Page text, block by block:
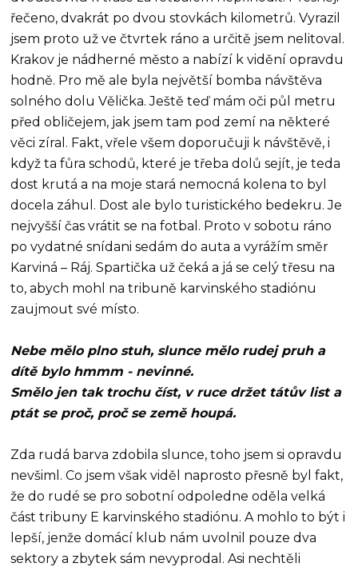
řečeno, dvakrát po dvou stovkách kilometrů. Vyrazil
jsem proto už ve čtvrtek ráno a určitě jsem nelitoval.
Krakov je nádherné město a nabízí k vidění opravdu
hodně. Pro mě ale byla největší bomba návštěva
solného dolu Vělička. Ještě teď mám oči půl metru
před obličejem, jak jsem tam pod zemí na některé
věci zíral. Fakt, vřele všem doporučuji k návštěvě, i
když ta fůra schodů, které je třeba dolů sejít, je teda
dost krutá a na moje stará nemocná kolena to byl
docela záhul. Dost ale bylo turistického bedekru. Je
nejvyšší čas vrátit se na fotbal. Proto v sobotu ráno
po vydatné snídani sedám do auta a vyrážím směr
Karviná – Ráj. Spartička už čeká a já se celý třesu na
to, abych mohl na tribuně karvinského stadiónu
zaujmout své místo.
Nebe mělo plno stuh, slunce mělo rudej pruh a
dítě bylo hmmm - nevinné.
Smělo jen tak trochu číst, v ruce držet tátův list a
ptát se proč, proč se země houpá.
Zda rudá barva zdobila slunce, toho jsem si opravdu
nevšiml. Co jsem však viděl naprosto přesně byl fakt,
že do rudé se pro sobotní odpoledne oděla velká
část tribuny E karvinského stadiónu. A mohlo to být i
lepší, jenže domácí klub nám uvolnil pouze dva
sektory a zbytek sám nevyprodal. Asi nechtěli